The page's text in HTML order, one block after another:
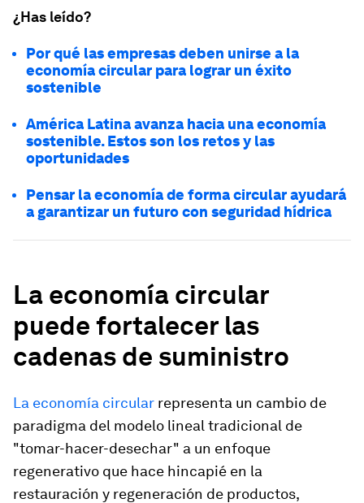
¿Has leído?
Por qué las empresas deben unirse a la
economía circular para lograr un éxito
sostenible
América Latina avanza hacia una economía
sostenible. Estos son los retos y las
oportunidades
Pensar la economía de forma circular ayudará
a garantizar un futuro con seguridad hídrica
La economía circular
puede fortalecer las
cadenas de suministro
La economía circular representa un cambio de
paradigma del modelo lineal tradicional de
"tomar-hacer-desechar" a un enfoque
regenerativo que hace hincapié en la
restauración y regeneración de productos,